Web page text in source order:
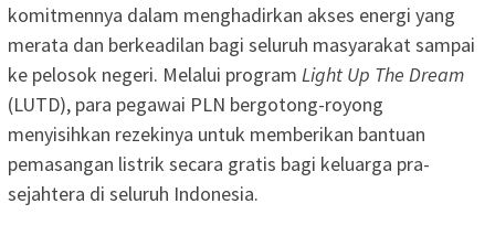
komitmennya dalam menghadirkan akses energi yang
merata dan berkeadilan bagi seluruh masyarakat sampai
ke pelosok negeri. Melalui program Light Up The Dream
(LUTD), para pegawai PLN bergotong-royong
menyisihkan rezekinya untuk memberikan bantuan
pemasangan listrik secara gratis bagi keluarga pra-
sejahtera di seluruh Indonesia.